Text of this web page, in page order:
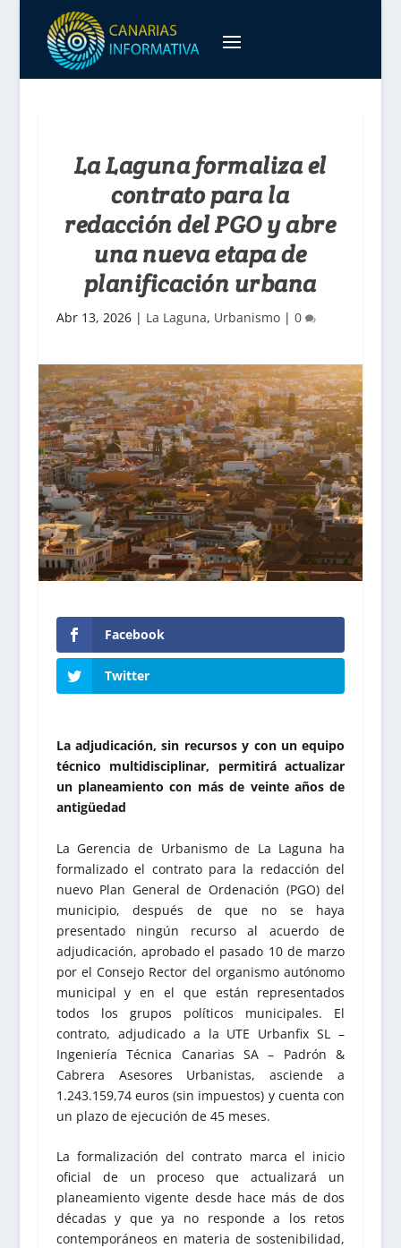
La Laguna formaliza el
contrato para la
redacción del PGO y abre
una nueva etapa de
planificación urbana
Abr 13, 2026| La Laguna, Urbanismo| 0
Facebook
Twitter
La adjudicación, sin recursos y con un equipo
técnico multidisciplinar, permitirá actualizar
un planeamiento con más de veinte años de
antigüedad
La Gerencia de Urbanismo de La Laguna ha
formalizado el contrato para la redacción del
nuevo Plan General de Ordenación (PGO) del
municipio, después de que no se haya
presentado ningún recurso al acuerdo de
adjudicación, aprobado el pasado 10 de marzo
por el Consejo Rector del organismo autónomo
municipal y en el que están representados
todos los grupos políticos municipales. El
contrato, adjudicado a la UTE Urbanfix SL –
Ingeniería Técnica Canarias SA – Padrón &
Cabrera Asesores Urbanistas, asciende a
1.243.159,74 euros (sin impuestos) y cuenta con
un plazo de ejecución de 45 meses.
La formalización del contrato marca el inicio
oficial de un proceso que actualizará un
planeamiento vigente desde hace más de dos
décadas y que ya no responde a los retos
contemporáneos en materia de sostenibilidad,